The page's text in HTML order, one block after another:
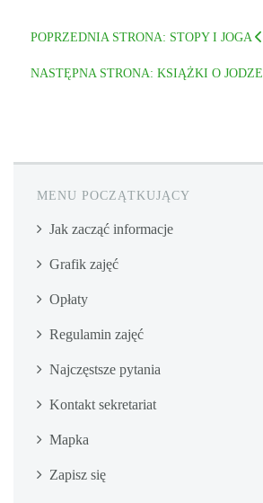
POPRZEDNIA STRONA: STOPY I JOGA
NASTĘPNA STRONA: KSIĄŻKI O JODZE
MENU POCZĄTKUJĄCY
Jak zacząć informacje
Grafik zajęć
Opłaty
Regulamin zajęć
Najczęstsze pytania
Kontakt sekretariat
Mapka
Zapisz się